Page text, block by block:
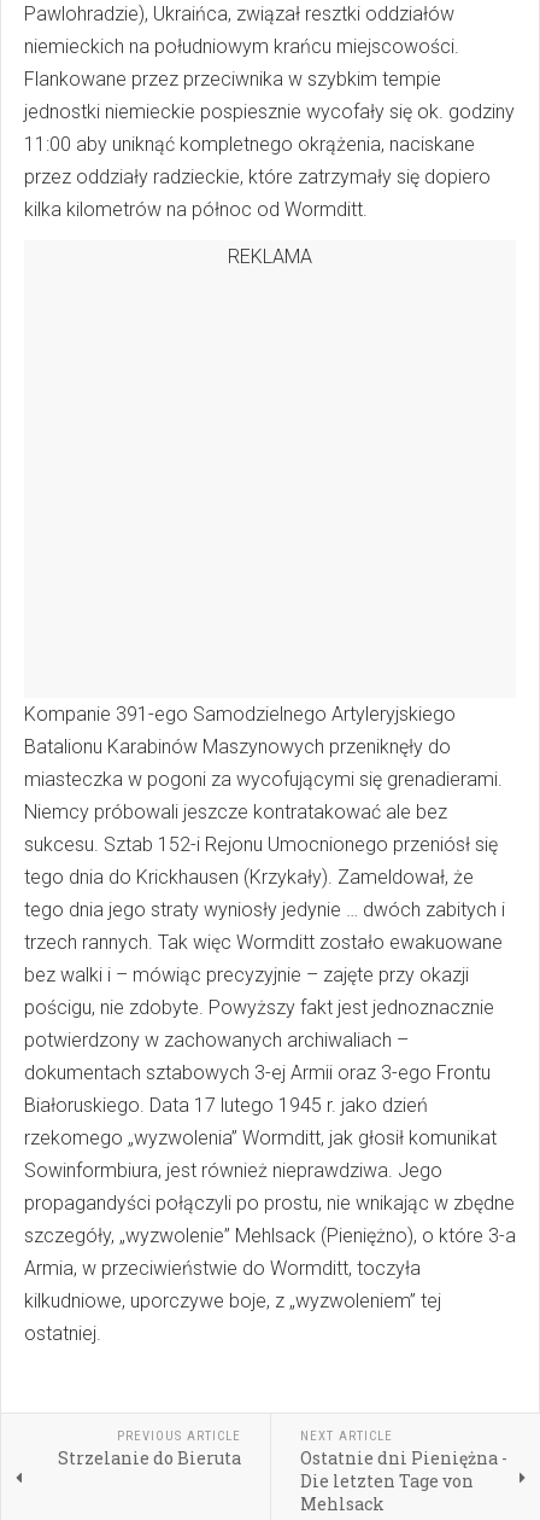
Pawlohradzie), Ukraińca, związał resztki oddziałów
niemieckich na południowym krańcu miejscowości.
Flankowane przez przeciwnika w szybkim tempie
jednostki niemieckie pospiesznie wycofały się ok. godziny
11:00 aby uniknąć kompletnego okrążenia, naciskane
przez oddziały radzieckie, które zatrzymały się dopiero
kilka kilometrów na północ od Wormditt.
REKLAMA
Kompanie 391-ego Samodzielnego Artyleryjskiego
Batalionu Karabinów Maszynowych przeniknęły do
miasteczka w pogoni za wycofującymi się grenadierami.
Niemcy próbowali jeszcze kontratakować ale bez
sukcesu. Sztab 152-i Rejonu Umocnionego przeniósł się
tego dnia do Krickhausen (Krzykały). Zameldował, że
tego dnia jego straty wyniosły jedynie … dwóch zabitych i
trzech rannych. Tak więc Wormditt zostało ewakuowane
bez walki i – mówiąc precyzyjnie – zajęte przy okazji
pościgu, nie zdobyte. Powyższy fakt jest jednoznacznie
potwierdzony w zachowanych archiwaliach –
dokumentach sztabowych 3-ej Armii oraz 3-ego Frontu
Białoruskiego. Data 17 lutego 1945 r. jako dzień
rzekomego „wyzwolenia” Wormditt, jak głosił komunikat
Sowinformbiura, jest również nieprawdziwa. Jego
propagandyści połączyli po prostu, nie wnikając w zbędne
szczegóły, „wyzwolenie” Mehlsack (Pieniężno), o które 3-a
Armia, w przeciwieństwie do Wormditt, toczyła
kilkudniowe, uporczywe boje, z „wyzwoleniem” tej
ostatniej.
PREVIOUS ARTICLE
Strzelanie do Bieruta
NEXT ARTICLE
Ostatnie dni Pieniężna -
Die letzten Tage von
Mehlsack